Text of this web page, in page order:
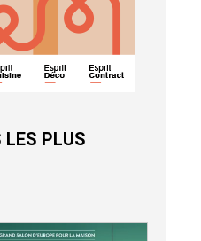
LES PLUS